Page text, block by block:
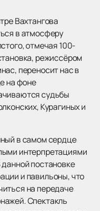
Вахтангова
в атмосферу
отмечая 100-
режиссёром
переносит нас в
на фоне
судьбы
Курагиных и
в самом сердце
интерпретациями
постановке
и павильоны, что
на передаче
Спектакль